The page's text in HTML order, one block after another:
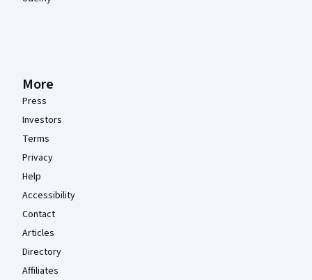
More
Press
Investors
Terms
Privacy
Help
Accessibility
Contact
Articles
Directory
Affiliates